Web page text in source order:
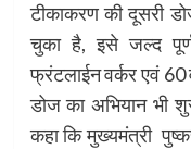
टीकाकरण की दूसरी
चुका है, इसे जल्द
फ्रंटलाईन वर्कर एवं
डोज का अभियान भी
कहा कि मुख्यमंत्री